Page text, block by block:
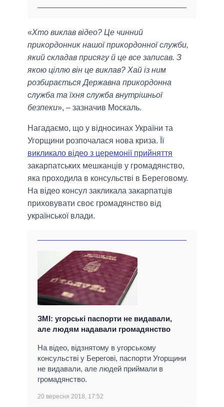
«Хто виклав відео? Це чинний
прикордонник нашої прикордонної служби,
який складав присягу й це все записав. З
якою ціллю він це виклав? Хай із ним
розбирається Державна прикордонна
служба та їхня служба внутрішньої
безпеки», – зазначив Москаль.
Нагадаємо, що у відносинах України та
Угорщини розпочалася нова криза. Її
викликало відео з церемонії прийняття
закарпатських мешканців у громадянство,
яка проходила в консульстві в Береговому.
На відео консул закликала закарпатців
приховувати своє громадянство від
української влади.
ЗМІ: угорські паспорти не видавали,
але людям надавали громадянство
На відео, відзнятому в угорському
консульстві у Берегові, паспорти Угорщини
не видавали, але людей приймали в
громадянство.
20 вересня 2018, 17:52